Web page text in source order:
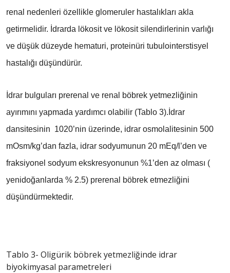
renal nedenleri özellikle glomeruler hastalıkları akla
getirmelidir. İdrarda lökosit ve lökosit silendirlerinin varlığı
ve düşük düzeyde hematuri, proteinüri tubulointerstisyel
hastalığı düşündürür.
İdrar bulguları prerenal ve renal böbrek yetmezliğinin
ayırımını yapmada yardımcı olabilir (Tablo 3).İdrar
dansitesinin 1020’nin üzerinde, idrar osmolalitesinin 500
mOsm/kg’dan fazla, idrar sodyumunun 20 mEq/l’den ve
fraksiyonel sodyum ekskresyonunun %1’den az olması (
yenidoğanlarda % 2.5) prerenal böbrek etmezliğini
düşündürmektedir.
Tablo 3- Oligürik böbrek yetmezliğinde idrar
biyokimyasal parametreleri